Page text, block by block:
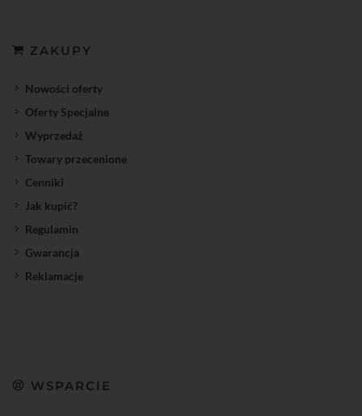
ZAKUPY
Nowości oferty
Oferty Specjalne
Wyprzedaż
Towary przecenione
Cenniki
Jak kupić?
Regulamin
Gwarancja
Reklamacje
WSPARCIE